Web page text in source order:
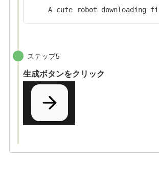
A cute robot downloading
ステップ5
生成ボタンをクリック